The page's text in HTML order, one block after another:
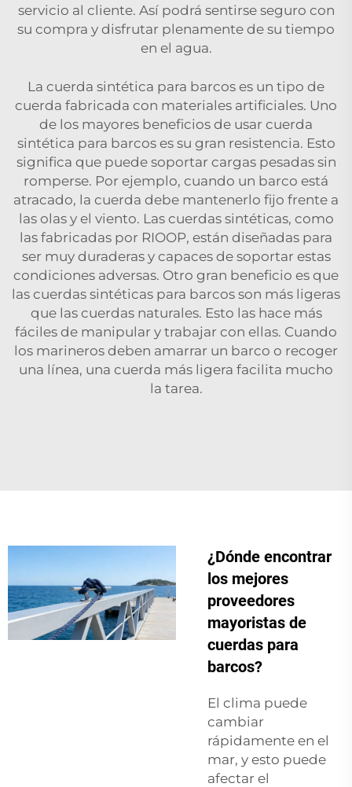
servicio al cliente. Así podrá sentirse seguro con
su compra y disfrutar plenamente de su tiempo
en el agua.
La cuerda sintética para barcos es un tipo de
cuerda fabricada con materiales artificiales. Uno
de los mayores beneficios de usar cuerda
sintética para barcos es su gran resistencia. Esto
significa que puede soportar cargas pesadas sin
romperse. Por ejemplo, cuando un barco está
atracado, la cuerda debe mantenerlo fijo frente a
las olas y el viento. Las cuerdas sintéticas, como
las fabricadas por RIOOP, están diseñadas para
ser muy duraderas y capaces de soportar estas
condiciones adversas. Otro gran beneficio es que
las cuerdas sintéticas para barcos son más ligeras
que las cuerdas naturales. Esto las hace más
fáciles de manipular y trabajar con ellas. Cuando
los marineros deben amarrar un barco o recoger
una línea, una cuerda más ligera facilita mucho
la tarea.
¿Dónde encontrar
los mejores
proveedores
mayoristas de
cuerdas para
barcos?
El clima puede
cambiar
rápidamente en el
mar, y esto puede
afectar el